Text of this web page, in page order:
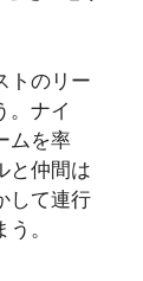
トのリー
。ナイ
ムを率
と仲間は
して連行
。